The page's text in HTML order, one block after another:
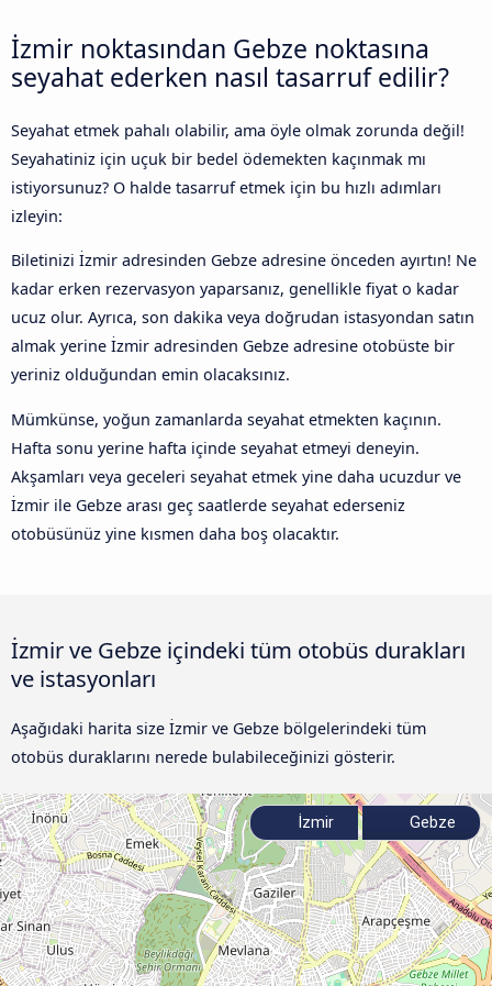
İzmir noktasından Gebze noktasına
seyahat ederken nasıl tasarruf edilir?
Seyahat etmek pahalı olabilir, ama öyle olmak zorunda değil!
Seyahatiniz için uçuk bir bedel ödemekten kaçınmak mı
istiyorsunuz? O halde tasarruf etmek için bu hızlı adımları
izleyin:
Biletinizi İzmir adresinden Gebze adresine önceden ayırtın! Ne
kadar erken rezervasyon yaparsanız, genellikle fiyat o kadar
ucuz olur. Ayrıca, son dakika veya doğrudan istasyondan satın
almak yerine İzmir adresinden Gebze adresine otobüste bir
yeriniz olduğundan emin olacaksınız.
Mümkünse, yoğun zamanlarda seyahat etmekten kaçının.
Hafta sonu yerine hafta içinde seyahat etmeyi deneyin.
Akşamları veya geceleri seyahat etmek yine daha ucuzdur ve
İzmir ile Gebze arası geç saatlerde seyahat ederseniz
otobüsünüz yine kısmen daha boş olacaktır.
İzmir ve Gebze içindeki tüm otobüs durakları
ve istasyonları
Aşağıdaki harita size İzmir ve Gebze bölgelerindeki tüm
otobüs duraklarını nerede bulabileceğinizi gösterir.
İzmir Gebze